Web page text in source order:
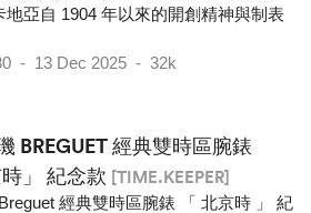
亞自 1904 年以來的開創精神與制表
- 13 Dec 2025 - 32k
BREGUET 經典雙時區腕錶
時」 紀念款 [TIME.KEEPER]
經典雙時區腕錶 「 北京時 」 紀